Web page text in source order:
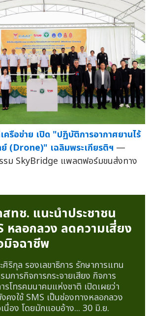
ครือข่าย เปิด "ปฏิบัติการอากาศยานไร้
(Drone)" เฉลิมพระเกียรติฯ —
รม SkyBridge แพลตฟอร์มขนส่งทาง
ทช. แนะนำประชาชน
หลอกลวง ลดความเสี่ยง
มิจฉาชีพ
ศิริกุล รองเลขาธิการ รักษาการแทน
มการกิจการกระจายเสียง กิจการ
รโทรคมนาคมแห่งชาติ เปิดเผยว่า
คงใช้ SMS เป็นช่องทางหลอกลวง
นื่อง โดยมักแอบอ้าง... 30 มิ.ย.